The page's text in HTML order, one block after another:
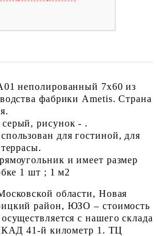
неполированный 7x60 из
фабрики Ametis. Страна
рисунок - .
для гостиной, для
и имеет размер
1 шт ; 1 м2
области, Новая
район, ЮЗО – стоимость
с нашего склада
41-й километр 1. ТЦ